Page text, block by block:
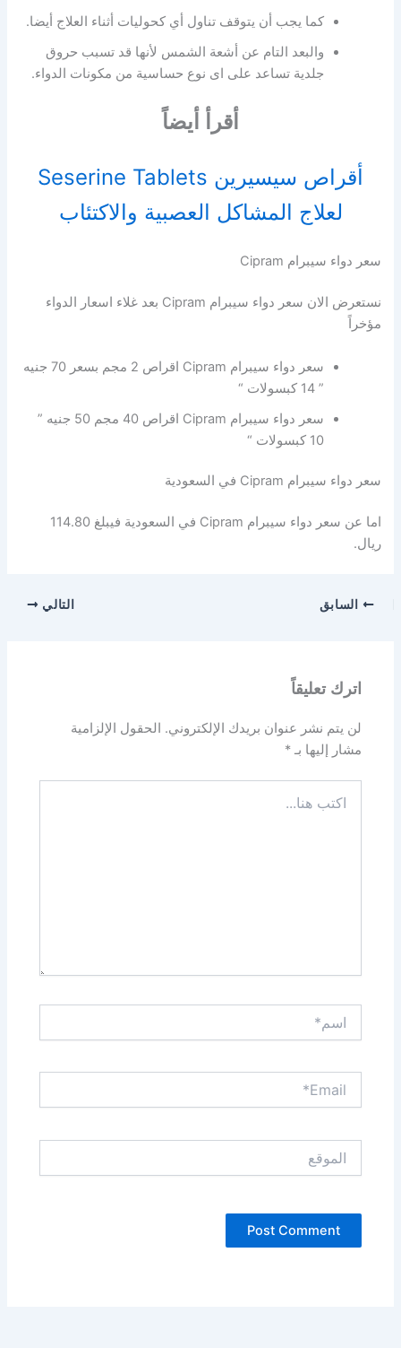
كما يجب أن يتوقف تناول أي كحوليات أثناء العلاج أيضا.
والبعد التام عن أشعة الشمس لأنها قد تسبب حروق
جلدية تساعد على اى نوع حساسية من مكونات الدواء.
أقرأ أيضاً
أقراص سيسيرين Seserine Tablets
لعلاج المشاكل العصبية والاكتئاب
سعر دواء سيبرام Cipram
نستعرض الان سعر دواء سيبرام Cipram بعد غلاء اسعار الدواء
مؤخراً
سعر دواء سيبرام Cipram اقراص 2 مجم بسعر 70 جنيه
” 14 كبسولات “
سعر دواء سيبرام Cipram اقراص 40 مجم 50 جنيه ”
10 كبسولات “
سعر دواء سيبرام Cipram في السعودية
اما عن سعر دواء سيبرام Cipram في السعودية فيبلغ 114.80
ريال.
السابق التالي
اترك تعليقاً
لن يتم نشر عنوان بريدك الإلكتروني. الحقول الإلزامية
مشار إليها بـ*
هنا...